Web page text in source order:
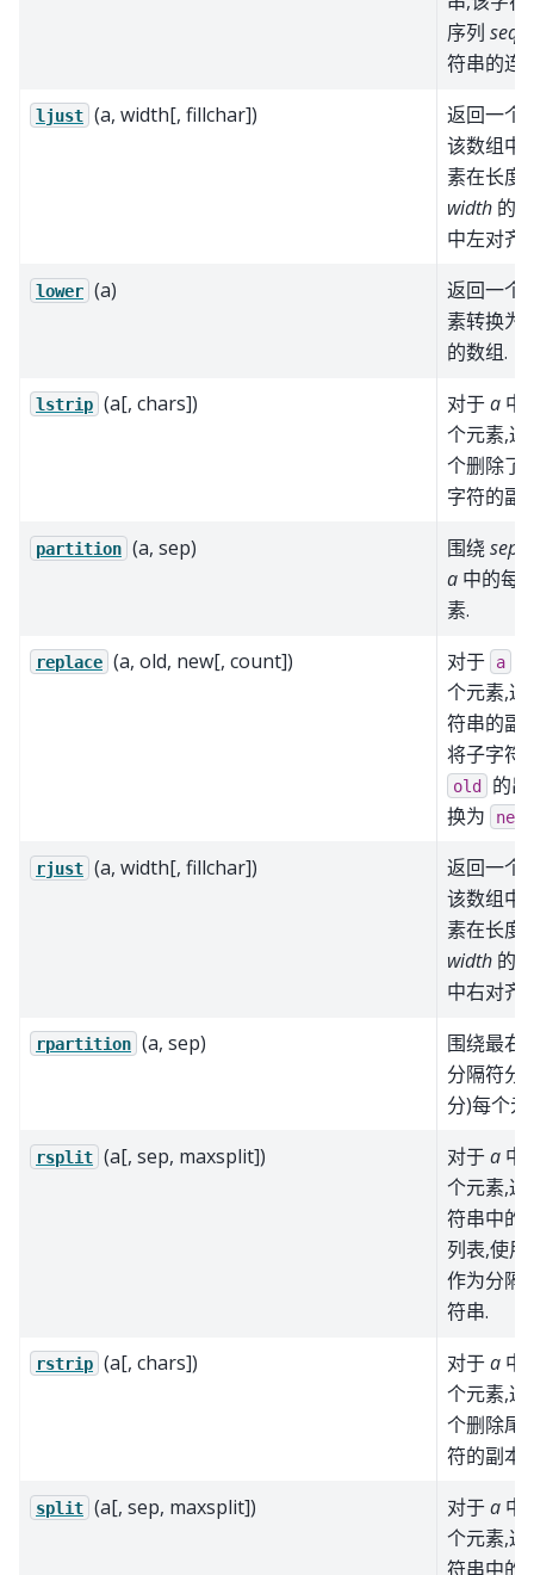
序列 seq
符串的连
ljust (a, width[, fillchar])
返回一个
该数组中
素在长度
width 的
中左对齐.
lower (a)
返回一个
素转换为
的数组.
lstrip (a[, chars]) 对于a 中
个元素,返
个删除了
字符的副
partition (a, sep) 围绕 sep
a 中的每
素.
replace (a, old, new[, count]) 对于 a
个元素,返
符串的副
将子字符
old
的
换为
new
rjust (a, width[, fillchar])
返回一个
该数组中
素在长度
width 的
中右对齐.
rpartition (a, sep)
围绕最右
分隔符分
分)每个元
rsplit (a[, sep, maxsplit]) 对于a 中
个元素,返
符串中的
列表,使用
作为分隔
符串.
rstrip (a[, chars]) 对于a 中
个元素,返
个删除尾
符的副本.
split (a[, sep, maxsplit]) 对于a 中
个元素,返
符串中的